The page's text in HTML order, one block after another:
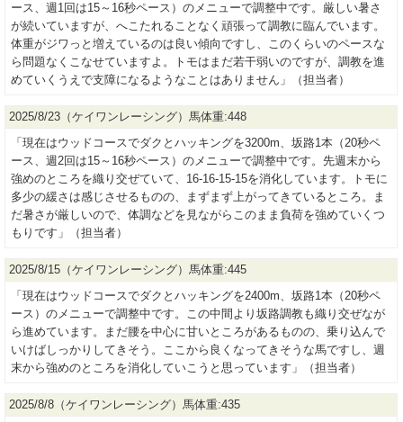
ース、週1回は15～16秒ペース）のメニューで調整中です。厳しい暑さ
が続いていますが、へこたれることなく頑張って調教に臨んでいます。
体重がジワっと増えているのは良い傾向ですし、このくらいのペースな
ら問題なくこなせていますよ。トモはまだ若干弱いのですが、調教を進
めていくうえで支障になるようなことはありません」（担当者）
2025/8/23（ケイワンレーシング）馬体重:448
「現在はウッドコースでダクとハッキングを3200m、坂路1本（20秒ペ
ース、週2回は15～16秒ペース）のメニューで調整中です。先週末から
強めのところを織り交ぜていて、16-16-15-15を消化しています。トモに
多少の緩さは感じさせるものの、まずまず上がってきているところ。ま
だ暑さが厳しいので、体調などを見ながらこのまま負荷を強めていくつ
もりです」（担当者）
2025/8/15（ケイワンレーシング）馬体重:445
「現在はウッドコースでダクとハッキングを2400m、坂路1本（20秒ペ
ース）のメニューで調整中です。この中間より坂路調教も織り交ぜなが
ら進めています。まだ腰を中心に甘いところがあるものの、乗り込んで
いけばしっかりしてきそう。ここから良くなってきそうな馬ですし、週
末から強めのところを消化していこうと思っています」（担当者）
2025/8/8（ケイワンレーシング）馬体重:435